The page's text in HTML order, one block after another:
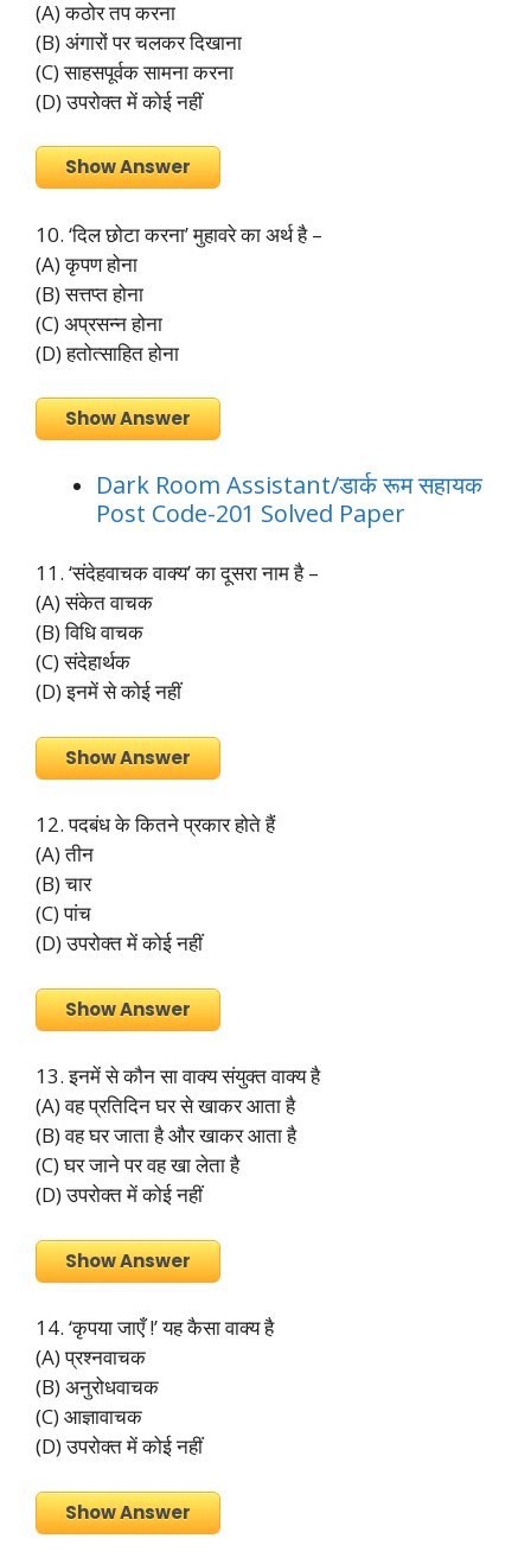
(A) कठोर तप करना
(B) अंगारों पर चलकर दिखाना
(C) साहसपूर्वक सामना करना
(D) उपरोक्त में कोई नहीं
Show Answer
10. ‘दिल छोटा करना’ मुहावरे का अर्थ है –
(A) कृपण होना
(B) सत्तप्त होना
(C) अप्रसन्न होना
(D) हतोत्साहित होना
Show Answer
Dark Room Assistant/डार्क रूम सहायक
Post Code-201 Solved Paper
11. ‘संदेहवाचक वाक्य’ का दूसरा नाम है –
(A) संकेत वाचक
(B) विधि वाचक
(C) संदेहार्थक
(D) इनमें से कोई नहीं
Show Answer
12. पदबंध के कितने प्रकार होते हैं
(A) तीन
(B) चार
(C) पांच
(D) उपरोक्त में कोई नहीं
Show Answer
13. इनमें से कौन सा वाक्य संयुक्त वाक्य है
(A) वह प्रतिदिन घर से खाकर आता है
(B) वह घर जाता है और खाकर आता है
(C) घर जाने पर वह खा लेता है
(D) उपरोक्त में कोई नहीं
Show Answer
14. ‘कृपया जाएँ !’ यह कैसा वाक्य है
(A) प्रश्नवाचक
(B) अनुरोधवाचक
(C) आज्ञावाचक
(D) उपरोक्त में कोई नहीं
Show Answer